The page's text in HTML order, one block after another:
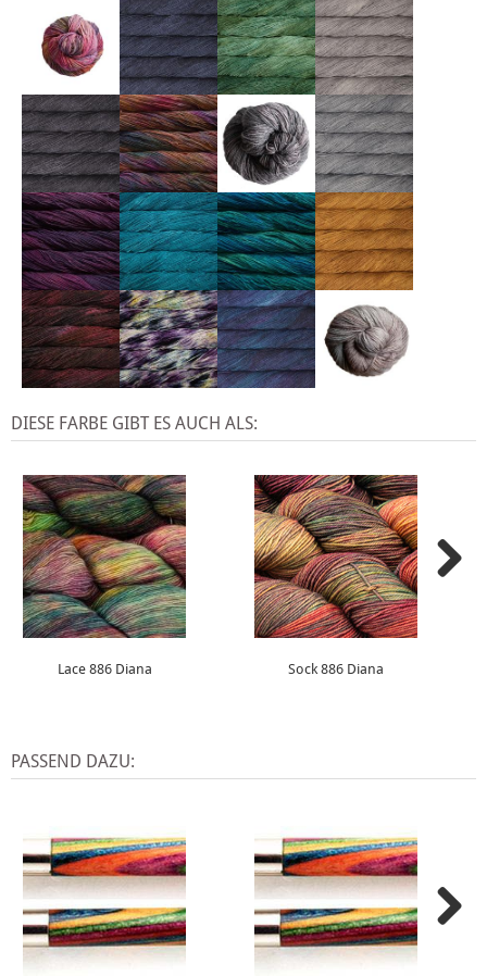
DIESE FARBE GIBT ES AUCH ALS:
Lace 886 Diana Sock 886 Diana
PASSEND DAZU: